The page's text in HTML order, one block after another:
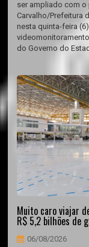
ser ampliado com o
Carvalho/Prefeitura
nesta quinta-feira
do Governo do
Muito caro viajar
R$ 5,2 bilhões de
06/08/2026